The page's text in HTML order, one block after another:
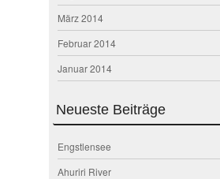
März 2014
Februar 2014
Januar 2014
Neueste Beiträge
Engstlensee
Ahuriri River